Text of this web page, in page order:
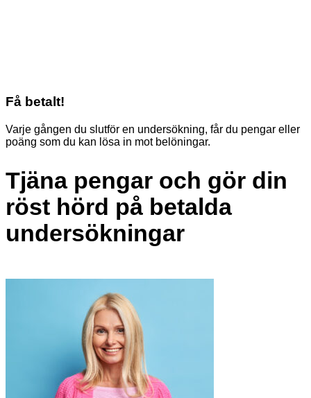
Få betalt!
Varje gången du slutför en undersökning, får du pengar eller
poäng som du kan lösa in mot belöningar.
Tjäna pengar och gör din
röst hörd på betalda
undersökningar